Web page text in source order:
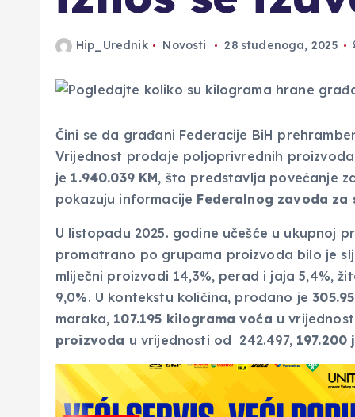
Hip_Urednik Novosti 28 studenoga, 2025
Čini se da građani Federacije BiH
Vrijednost prodaje poljoprivrednih
je 1.940.039 KM, što predstavlja povećanje
pokazuju informacije Federalnog zavoda za
U listopadu 2025. godine učešće u ukupnoj
promatrano po grupama proizvoda bilo je
mliječni proizvodi 14,3%, perad i jaja 5,4%,
9,0%. U kontekstu količina, prodano je
maraka, 107.195 kilograma voća u
proizvoda u vrijednosti od 242.497, 197.200